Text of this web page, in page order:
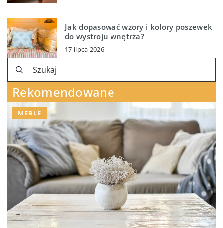
Jak dopasować wzory i kolory poszewek
do wystroju wnętrza?
17 lipca 2026
Rekomendowane
MEBLE